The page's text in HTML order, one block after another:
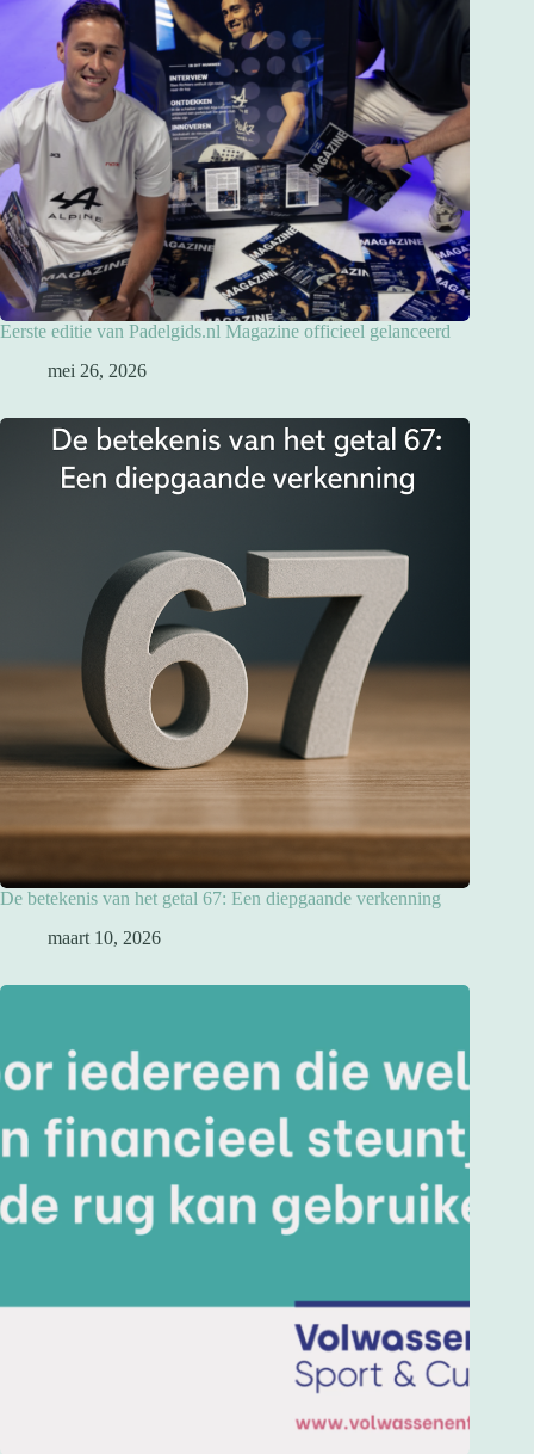
Eerste editie van Padelgids.nl Magazine officieel gelanceerd
mei 26, 2026
De betekenis van het getal 67: Een diepgaande verkenning
maart 10, 2026